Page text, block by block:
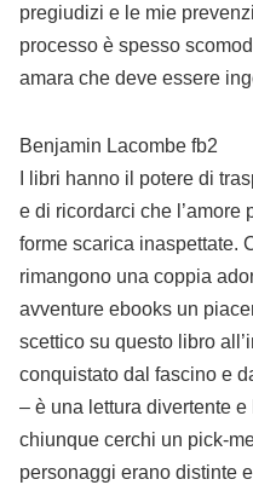
pregiudizi e le mie
processo è spesso
amara che deve essere
Benjamin Lacombe fb2
I libri hanno il potere di
e di ricordarci che l’amore
forme scarica inaspettate.
rimangono una coppia
avventure ebooks un
scettico su questo libro
conquistato dal fascino e
– è una lettura divertente
chiunque cerchi un pick-
personaggi erano distinte